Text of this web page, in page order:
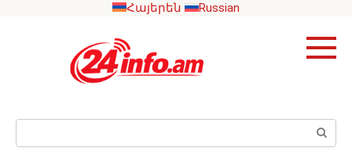
Հայերեն Russian
Search: